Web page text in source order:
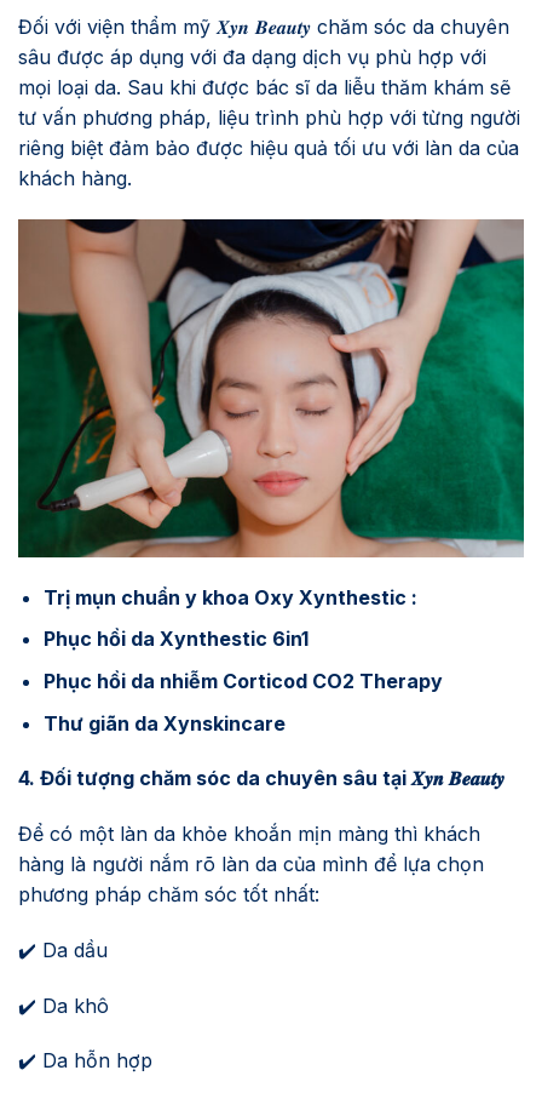
Đối với viện thẩm mỹ 𝑿𝒚𝒏 𝑩𝒆𝒂𝒖𝒕𝒚 chăm sóc da chuyên
sâu được áp dụng với đa dạng dịch vụ phù hợp với
mọi loại da. Sau khi được bác sĩ da liễu thăm khám sẽ
tư vấn phương pháp, liệu trình phù hợp với từng người
riêng biệt đảm bảo được hiệu quả tối ưu với làn da của
khách hàng.
Trị mụn chuẩn y khoa Oxy Xynthestic :
Phục hồi da Xynthestic 6in1
Phục hồi da nhiễm Corticod CO2 Therapy
Thư giãn da Xynskincare
4. Đối tượng chăm sóc da chuyên sâu tại 𝑿𝒚𝒏 𝑩𝒆𝒂𝒖𝒕𝒚
Để có một làn da khỏe khoắn mịn màng thì khách
hàng là người nắm rõ làn da của mình để lựa chọn
phương pháp chăm sóc tốt nhất:
✔️ Da dầu
✔️ Da khô
✔️ Da hỗn hợp